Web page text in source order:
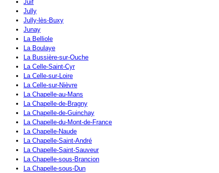
Juif
Jully
Jully-lès-Buxy
Junay
La Belliole
La Boulaye
La Bussière-sur-Ouche
La Celle-Saint-Cyr
La Celle-sur-Loire
La Celle-sur-Nièvre
La Chapelle-au-Mans
La Chapelle-de-Bragny
La Chapelle-de-Guinchay
La Chapelle-du-Mont-de-France
La Chapelle-Naude
La Chapelle-Saint-André
La Chapelle-Saint-Sauveur
La Chapelle-sous-Brancion
La Chapelle-sous-Dun